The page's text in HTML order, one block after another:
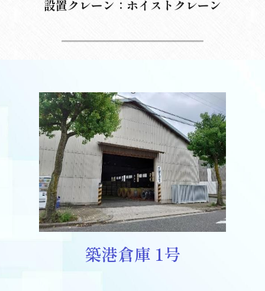
設置クレーン：ホイストクレーン
築港倉庫 1号